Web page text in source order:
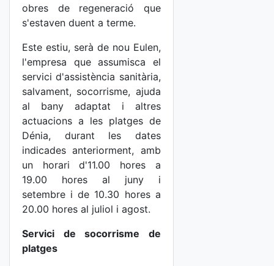
obres de regeneració que
s'estaven duent a terme.
Este estiu, serà de nou Eulen,
l'empresa que assumisca el
servici d'assistència sanitària,
salvament, socorrisme, ajuda
al bany adaptat i altres
actuacions a les platges de
Dénia, durant les dates
indicades anteriorment, amb
un horari d'11.00 hores a
19.00 hores al juny i
setembre i de 10.30 hores a
20.00 hores al juliol i agost.
Servici de socorrisme de
platges